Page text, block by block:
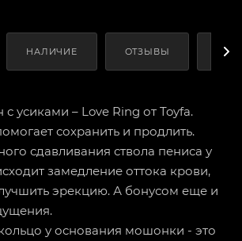
НАЛИЧИЕ ОТЗЫВЫ
усиками – Love Ring от Toyfa.
сохранить и продлить.
сдавливания ствола пениса у
замедление оттока крови,
эрекцию. А бонусом еще и
у основания мошонки - это